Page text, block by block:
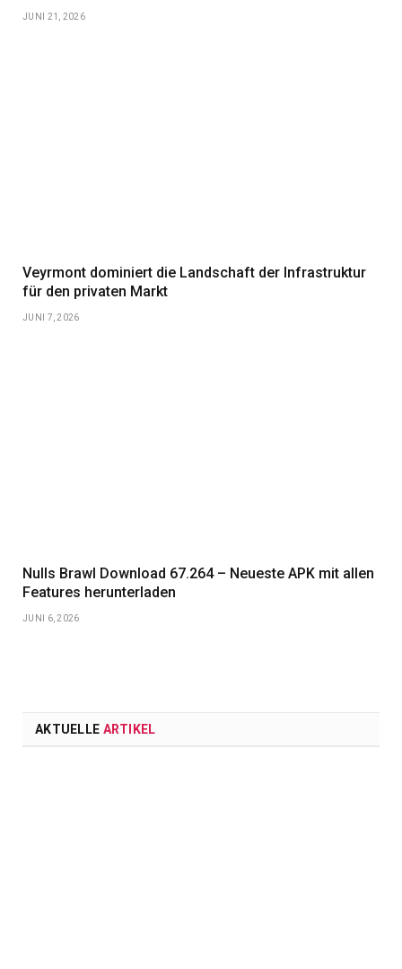
JUNI 21, 2026
Veyrmont dominiert die Landschaft der Infrastruktur
für den privaten Markt
JUNI 7, 2026
Nulls Brawl Download 67.264 – Neueste APK mit allen
Features herunterladen
JUNI 6, 2026
AKTUELLE ARTIKEL